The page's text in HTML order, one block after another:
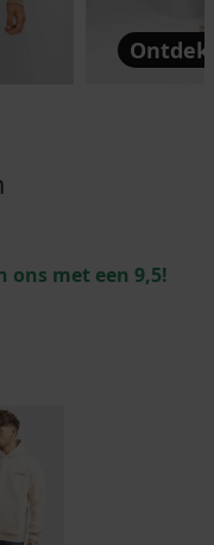
ons met een 9,5!